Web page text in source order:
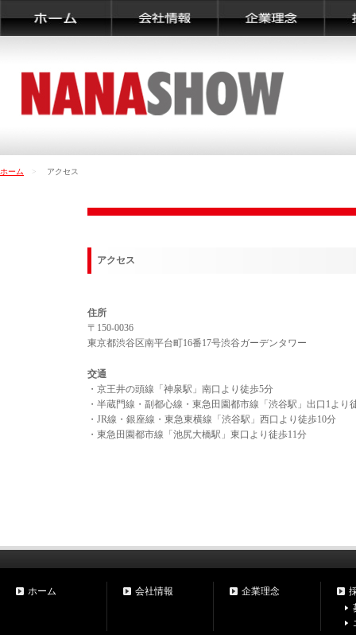
ホーム > アクセス
アクセス
住所
〒150-0036
東京都渋谷区南平台町16番17号渋谷ガーデンタワー
交通
・京王井の頭線「神泉駅」南口より徒歩5分
・半蔵門線・副都心線・東急田園都市線「渋谷駅」出口1より
・JR線・銀座線・東急東横線「渋谷駅」西口より徒歩10分
・東急田園都市線「池尻大橋駅」東口より徒歩11分
ホーム 会社情報 企業理念